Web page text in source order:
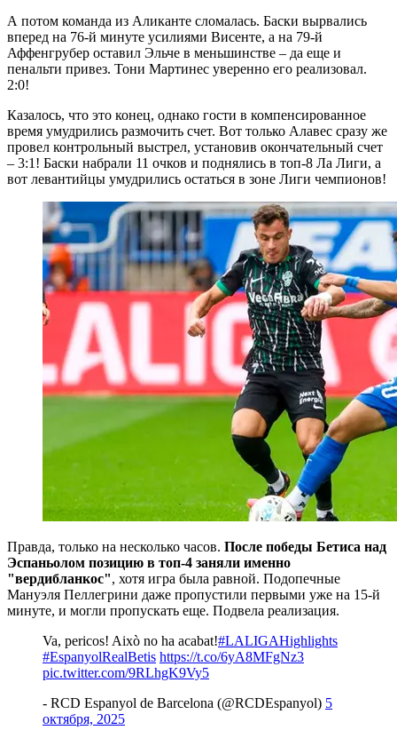
А потом команда из Аликанте сломалась. Баски вырвались
вперед на 76-й минуте усилиями Висенте, а на 79-й
Аффенгрубер оставил Эльче в меньшинстве – да еще и
пенальти привез. Тони Мартинес уверенно его реализовал.
2:0!
Казалось, что это конец, однако гости в компенсированное
время умудрились размочить счет. Вот только Алавес сразу же
провел контрольный выстрел, установив окончательный счет
– 3:1! Баски набрали 11 очков и поднялись в топ-8 Ла Лиги, а
вот левантийцы умудрились остаться в зоне Лиги чемпионов!
Правда, только на несколько часов. После победы Бетиса над
Эспаньолом позицию в топ-4 заняли именно
"вердибланкос", хотя игра была равной. Подопечные
Мануэля Пеллегрини даже пропустили первыми уже на 15-й
минуте, и могли пропускать еще. Подвела реализация.
Va, pericos! Això no ha acabat!#LALIGAHighlights
#EspanyolRealBetis https://t.co/6yA8MFgNz3
pic.twitter.com/9RLhgK9Vy5
- RCD Espanyol de Barcelona (@RCDEspanyol) 5
октября, 2025